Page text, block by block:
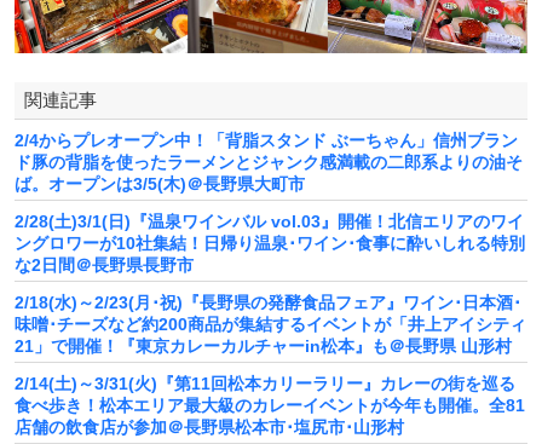
関連記事
2/4からプレオープン中！「背脂スタンド ぶーちゃん」信州ブラン
ド豚の背脂を使ったラーメンとジャンク感満載の二郎系よりの油そ
ば。オープンは3/5(木)＠長野県大町市
2/28(土)3/1(日)『温泉ワインバル vol.03』開催！北信エリアのワイ
ングロワーが10社集結！日帰り温泉･ワイン･食事に酔いしれる特別
な2日間＠長野県長野市
2/18(水)～2/23(月･祝)『長野県の発酵食品フェア』ワイン･日本酒･
味噌･チーズなど約200商品が集結するイベントが「井上アイシティ
21」で開催！『東京カレーカルチャーin松本』も＠長野県 山形村
2/14(土)～3/31(火)『第11回松本カリーラリー』カレーの街を巡る
食べ歩き！松本エリア最大級のカレーイベントが今年も開催。全81
店舗の飲食店が参加＠長野県松本市･塩尻市･山形村